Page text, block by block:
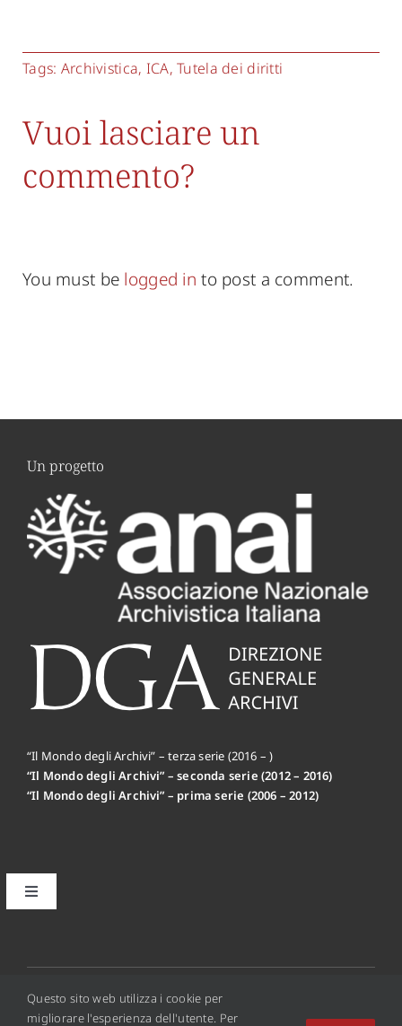
Tags: Archivistica, ICA,Tutela dei diritti
Vuoi lasciare un
commento?
You must be logged in to post a comment.
Un progetto
“Il Mondo degli Archivi” – terza serie (2016 – )
“Il Mondo degli Archivi” – seconda serie (2012 – 2016)
“Il Mondo degli Archivi” – prima serie (2006 – 2012)
Toggle
Disclaimer
© 2012 - 2026 • Copyright © 2016 Il Mondo Degli Archivi
Online - ISSN 2284-0494
Questo sito web utilizza i cookie per
migliorare l'esperienza dell'utente. Per